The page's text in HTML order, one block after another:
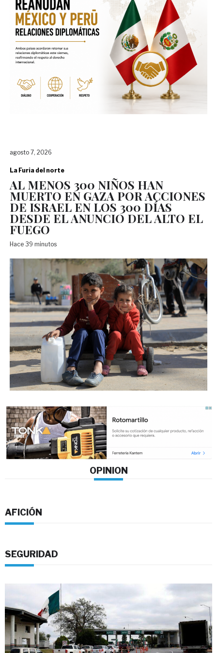
agosto 7, 2026
La Furia del norte
AL MENOS 300 NIÑOS HAN
MUERTO EN GAZA POR ACCIONES
DE ISRAEL EN LOS 300 DÍAS
DESDE EL ANUNCIO DEL ALTO EL
FUEGO
Hace 39 minutos
OPINION
AFICIÓN
SEGURIDAD